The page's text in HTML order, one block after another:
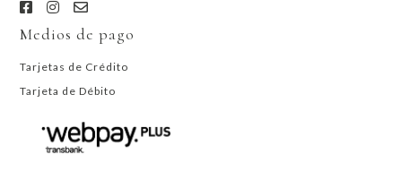
Medios de pago
Tarjetas de Crédito
Tarjeta de Débito